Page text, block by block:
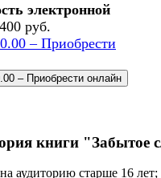
электронной
400 руб.
– Приобрести
книги "Забытое
аудиторию старше 16 лет;